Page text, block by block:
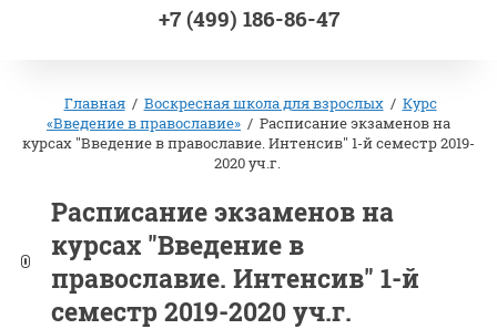
+7 (499) 186-86-47
Главная / Воскресная школа для взрослых / Курс
«Введение в православие» / Расписание экзаменов на
курсах "Введение в православие. Интенсив" 1-й семестр 2019-
2020 уч.г.
Расписание экзаменов на
курсах "Введение в
православие. Интенсив" 1-й
семестр 2019-2020 уч.г.